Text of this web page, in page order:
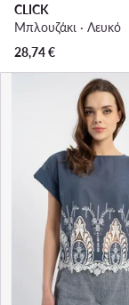
CLICK
Μπλουζάκι · Λευκό
28,74€